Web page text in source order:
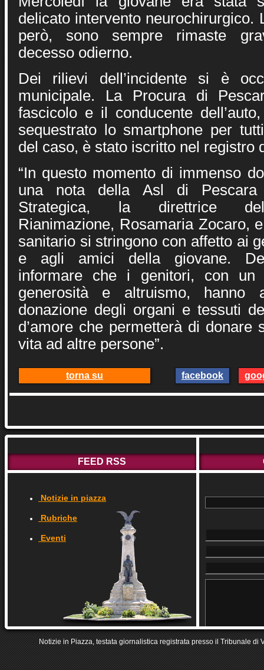
delicato intervento neurochirurgico.
però, sono sempre rimaste
decesso odierno.
Dei rilievi dell’incidente si è
municipale. La Procura di
fascicolo e il conducente
sequestrato lo smartphone per
del caso, è stato iscritto nel registro
“In questo momento di immenso
una nota della Asl di
Strategica, la direttrice
Rianimazione, Rosamaria Zocaro,
sanitario si stringono con affetto ai
e agli amici della giovane.
informare che i genitori, con un
generosità e altruismo, hanno
donazione degli organi e tessuti
d’amore che permetterà di donare
vita ad altre persone”.
torna su facebook
FEED RSS
Notizie in piazza
Rubriche
Eventi
Notizie in Piazza, testata giornalistica registrata presso il Tribunale